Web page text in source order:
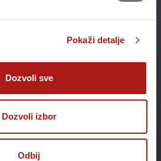
Pokaži detalje
Dozvoli sve
Dozvoli izbor
Odbij